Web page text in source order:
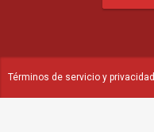
Términos de servicio y privacidad